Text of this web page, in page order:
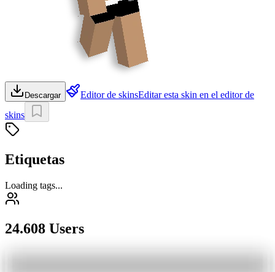
Descargar Editor de skinsEditar esta skin en el editor de
skins
Etiquetas
Loading tags...
24.608 Users